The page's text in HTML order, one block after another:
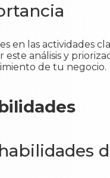
en las actividades
este análisis y
de tu negocio.